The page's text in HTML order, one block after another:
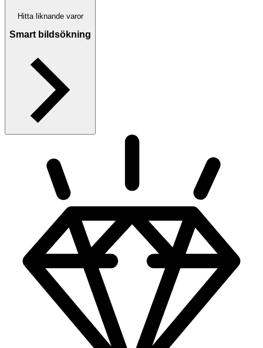
Hitta liknande varor
Smart bildsökning